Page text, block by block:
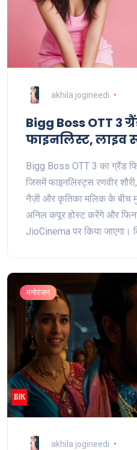
akhila jogineedi
Bigg Boss OTT 3
फाइनलिस्ट, लाइव
Bigg Boss OTT 3 का ग्रैंड
जिसमें फाइनलिस्ट्स रणवीर
नैज़ी और कृतिका मलिक के बीच
अनिल कपूर होस्ट करेंगे और
JioCinema पर किया जाएगा।
मनोरंजन
akhila jogineedi